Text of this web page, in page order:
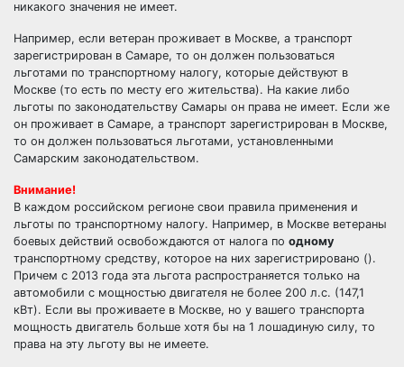
никакого значения не имеет.
Например, если ветеран проживает в Москве, а транспорт
зарегистрирован в Самаре, то он должен пользоваться
льготами по транспортному налогу, которые действуют в
Москве (то есть по месту его жительства). На какие либо
льготы по законодательству Самары он права не имеет. Если же
он проживает в Самаре, а транспорт зарегистрирован в Москве,
то он должен пользоваться льготами, установленными
Самарским законодательством.
Внимание!
В каждом российском регионе свои правила применения и
льготы по транспортному налогу. Например, в Москве ветераны
боевых действий освобождаются от налога по одному
транспортному средству, которое на них зарегистрировано ().
Причем с 2013 года эта льгота распространяется только на
автомобили с мощностью двигателя не более 200 л.с. (147,1
кВт). Если вы проживаете в Москве, но у вашего транспорта
мощность двигатель больше хотя бы на 1 лошадиную силу, то
права на эту льготу вы не имеете.